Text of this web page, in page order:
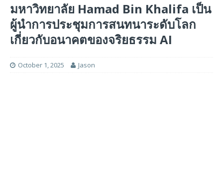
มหาวิทยาลัย Hamad Bin Khalifa เป็น
ผู้นำการประชุมการสนทนาระดับโลก
เกี่ยวกับอนาคตของจริยธรรม AI
October 1, 2025 Jason